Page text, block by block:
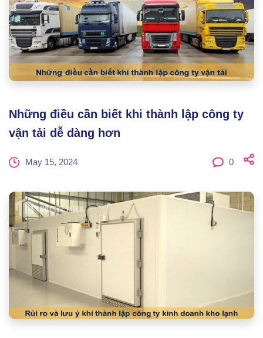
Những điều cần biết khi thành lập công ty
vận tải dễ dàng hơn
May 15, 2024 0